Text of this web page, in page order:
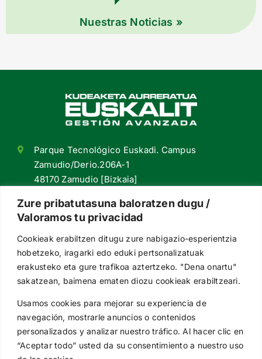
Zure pribatutasuna baloratzen dugu /
Valoramos tu privacidad
Cookieak erabiltzen ditugu zure nabigazio-esperientzia
hobetzeko, iragarki edo eduki pertsonalizatuak
erakusteko eta gure trafikoa aztertzeko. "Dena onartu"
sakatzean, baimena ematen diozu cookieak erabiltzeari.
Usamos cookies para mejorar su experiencia de
navegación, mostrarle anuncios o contenidos
personalizados y analizar nuestro tráfico. Al hacer clic en
“Aceptar todo” usted da su consentimiento a nuestro uso
Nuestras Noticias »
Parque Tecnológico Euskadi. Campus
Zamudio/Derio.206A-1
48170 Zamudio [Bizkaia]
+34 94 420 98 55
euskalit@euskalit.net
Síguenos en redes
Subvenciona